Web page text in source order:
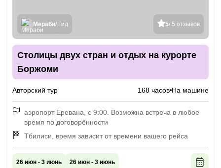
5/ 5 отзывов
Мераби/ Гид
Столицы двух стран и отдых на курорте
Боржоми
Авторский тур 168 часов На машине
аэропорт Еревана, с 9:00. Возможна встреча в любое
время по договорённости
Тбилиси, время зависит от времени вашего рейса
26 июн - 3 июнь 26 июн - 3 июнь